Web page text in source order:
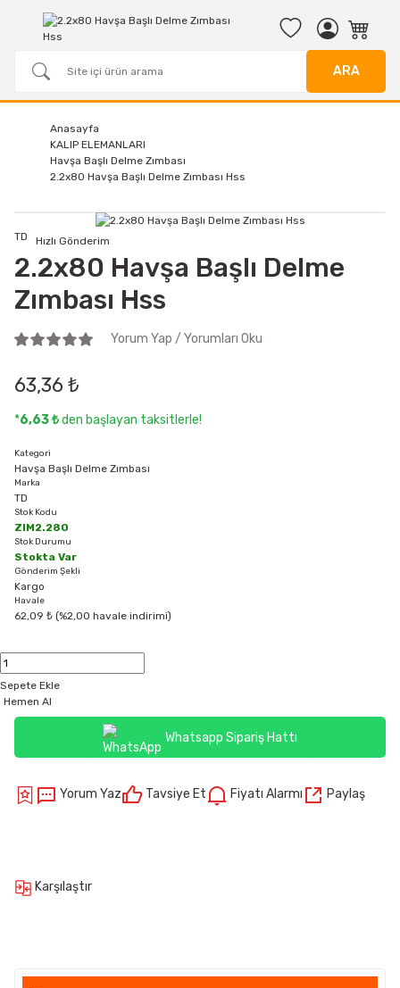
ARA
Anasayfa
KALIP ELEMANLARI
Havşa Başlı Delme Zımbası
2.2x80 Havşa Başlı Delme Zımbası Hss
Hızlı Gönderim
TD
2.2x80 Havşa Başlı Delme
Zımbası Hss
Yorum Yap / Yorumları Oku
63,36 ₺
*6,63 ₺den başlayan taksitlerle!
Kategori
Havşa Başlı Delme Zımbası
Marka
TD
Stok Kodu
ZIM2.280
Stok Durumu
Stokta Var
Gönderim Şekli
Kargo
Havale
62,09 ₺ (%2,00 havale indirimi)
Sepete Ekle
Hemen Al
Whatsapp Sipariş Hattı
Yorum Yaz Tavsiye Et Fiyatı Alarmı Paylaş
Karşılaştır